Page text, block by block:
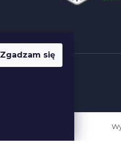
Zgadzam się